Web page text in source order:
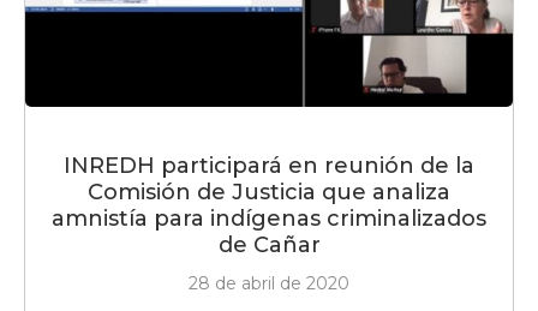
INREDH participará en reunión de la
Comisión de Justicia que analiza
amnistía para indígenas criminalizados
de Cañar
28 de abril de 2020